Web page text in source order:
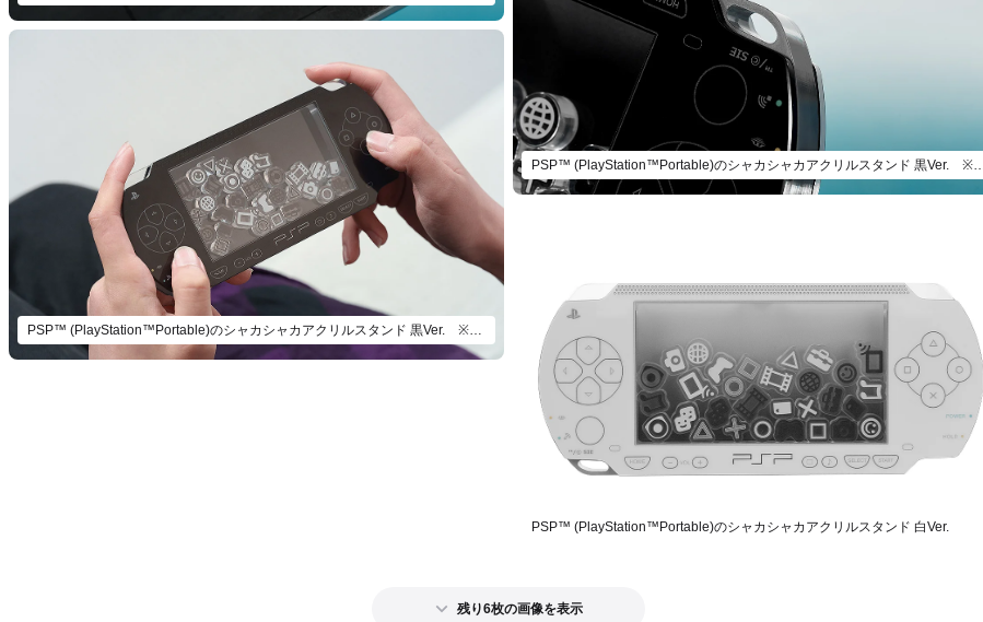
PSP™ (PlayStation™Portable)のシャカシャカアクリルスタンド 白Ver.
残り6枚の画像を表示